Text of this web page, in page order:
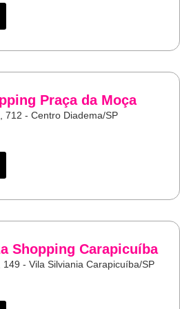
Praça da Moça
712 - Centro Diadema/SP
Shopping Carapicuíba
- Vila Silviania Carapicuíba/SP